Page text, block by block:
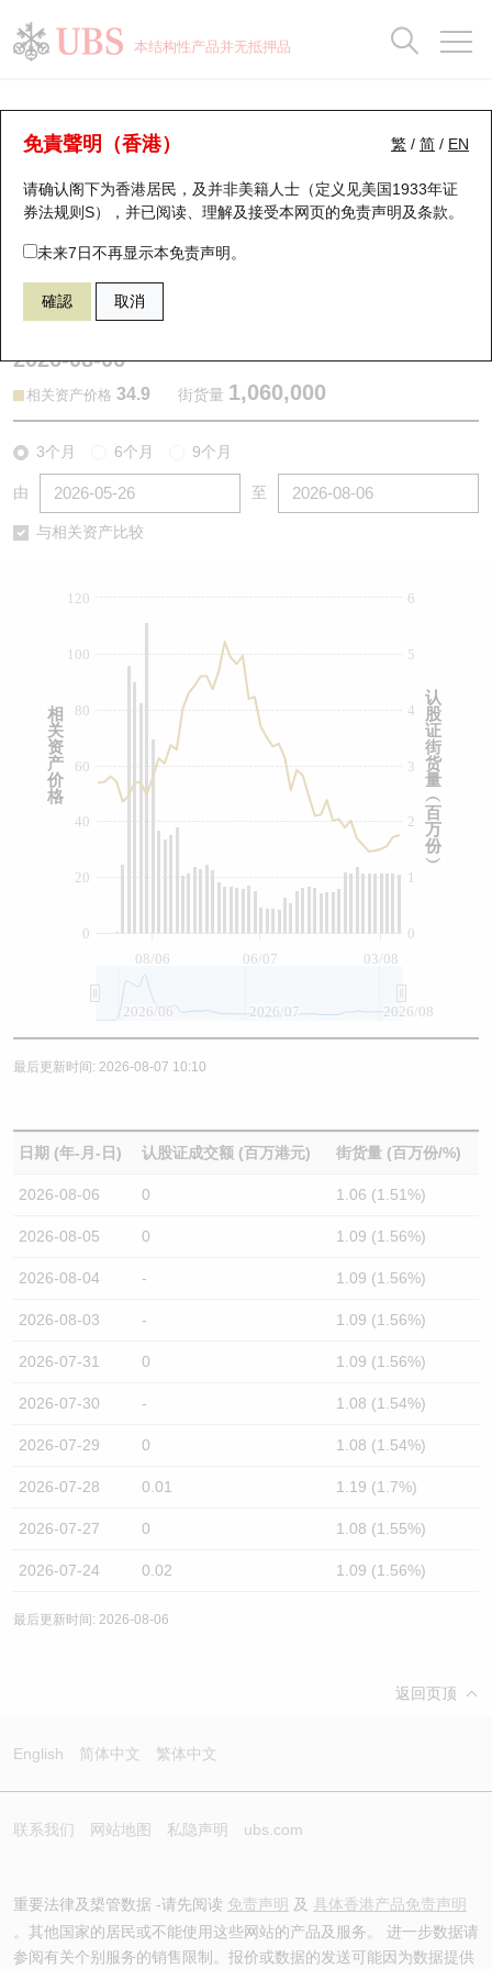
本结构性产品并无抵押品
繁 / 简 / EN
免責聲明（香港）
请确认阁下为香港居民，及并非美籍人士（定义见美国1933年证
券法规则S），并已阅读、理解及接受本网页的免责声明及条款。
未来7日不再显示本免责声明。
確認 取消
认股证分析仪
表现 街货统计 比较
29594 瑞银认购 1888 建滔积层板
2026-08-06
相关资产价格 34.9 街货量 1,060,000
3个月 6个月 9个月
由 至
与相关资产比较
08/06 06/07 03/08
0
1
2
3
4
5
6
0
20
40
60
80
100
120
2026/06 2026/07 2026/08
认
股
证
街
货
量
︵
百
万
份
︶
相
关
资
产
价
格
最后更新时间: 2026-08-07 10:10
日期 (年-月-日) 认股证成交额 (百万港元) 街货量 (百万份/%)
2026-08-06 0 1.06 (1.51%)
2026-08-05 0 1.09 (1.56%)
2026-08-04 - 1.09 (1.56%)
2026-08-03 - 1.09 (1.56%)
2026-07-31 0 1.09 (1.56%)
2026-07-30 - 1.08 (1.54%)
2026-07-29 0 1.08 (1.54%)
2026-07-28 0.01 1.19 (1.7%)
2026-07-27 0 1.08 (1.55%)
2026-07-24 0.02 1.09 (1.56%)
最后更新时间: 2026-08-06
返回页顶
English 简体中文 繁体中文
联系我们 网站地图 私隐声明 ubs.com
重要法律及槼管数据 -请先阅读 免责声明 及 具体香港产品免责声明
。其他国家的居民或不能使用这些网站的产品及服务。 进一步数据请
参阅有关个别服务的销售限制。报价或数据的发送可能因为数据提供
瑞银认股证一览
新发行瑞银认股证
即将到期认股证
认股证到期结算价查找
认股证分析仪
认股证/牛熊证日志
街货统计
比较
牛熊全景快搜
牛熊证搜寻
牛熊证街货分布图
正股牛熊证列表
新发行瑞银牛熊证
牛熊证到期结算价查找
牛熊证文件及公告
牛熊证文件及公告 (瑞信)
街货统计
比较
十大升幅/跌幅
十大认股证成交分布
十天股证占大市成交
资金流
街货统计
正股分析仪
二十大活跃股份
恒指成份股
国指成份股
科指成份股
中资ETFs溢价比较
收市竞价变化
持股比重
显示所有持股比重
每月轮证大市专题
轮证专栏
讲座及教育短片
认股证投资者教育
牛熊证投资者教育